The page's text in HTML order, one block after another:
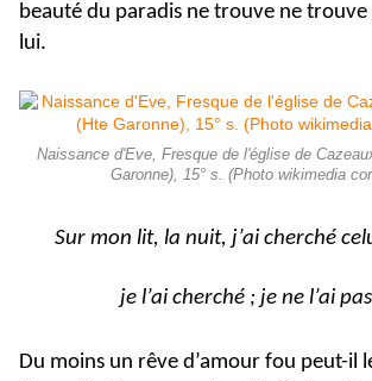
beauté du paradis ne trouve ne trouve
lui.
Naissance d'Eve, Fresque de l'église de
Garonne), 15° s. (Photo wikimedia
Sur mon lit, la nuit, j’ai cherché
je l’ai cherché ; je ne l’ai
Du moins un rêve d’amour fou peut-il